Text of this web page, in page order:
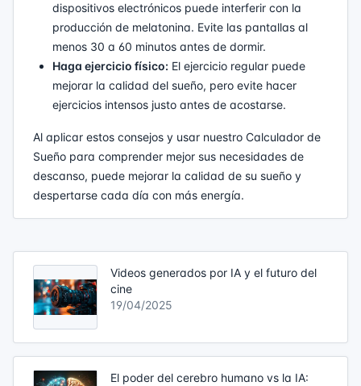
dispositivos electrónicos puede interferir con la
producción de melatonina. Evite las pantallas al
menos 30 a 60 minutos antes de dormir.
Haga ejercicio físico: El ejercicio regular puede
mejorar la calidad del sueño, pero evite hacer
ejercicios intensos justo antes de acostarse.
Al aplicar estos consejos y usar nuestro Calculador de
Sueño para comprender mejor sus necesidades de
descanso, puede mejorar la calidad de su sueño y
despertarse cada día con más energía.
Videos generados por IA y el futuro del
cine
19/04/2025
El poder del cerebro humano vs la IA: